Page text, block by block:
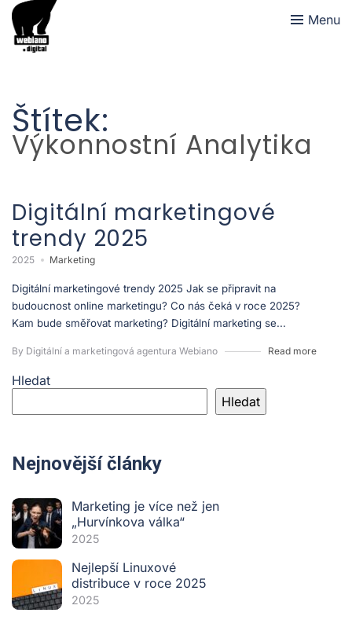
Menu
Štítek:
Výkonnostní Analytika
Digitální marketingové
trendy 2025
2025 Marketing
Digitální marketingové trendy 2025 Jak se připravit na
budoucnost online marketingu? Co nás čeká v roce 2025?
Kam bude směřovat marketing? Digitální marketing se...
By Digitální a marketingová agentura Webiano Read more
Hledat
Hledat
Nejnovější články
Marketing je více než jen
„Hurvínkova válka“
2025
Nejlepší Linuxové
distribuce v roce 2025
2025